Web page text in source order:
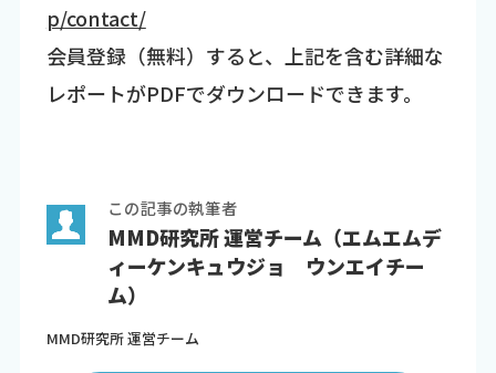
p/contact/
会員登録（無料）すると、上記を含む詳細な
レポートがPDFでダウンロードできます。
この記事の執筆者
MMD研究所 運営チーム（エムエムデ
ィーケンキュウジョ ウンエイチー
ム）
MMD研究所 運営チーム